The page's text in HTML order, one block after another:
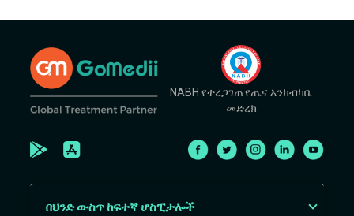
NABH የተረጋገጠ የጤና እንክብካቤ
መድረክ
በህንድ ውስጥ ከፍተኛ ሆስፒታሎች